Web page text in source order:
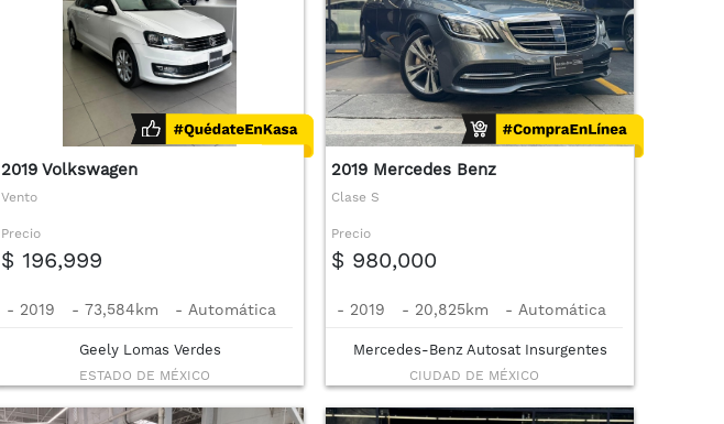
2019 Volkswagen
Vento
Precio
$ 196,999
- 2019 - 73,584km - Automática
Geely Lomas Verdes
ESTADO DE MÉXICO
2019 Mercedes Benz
Clase S
Precio
$ 980,000
- 2019 - 20,825km - Automática
Mercedes-Benz Autosat Insurgentes
CIUDAD DE MÉXICO